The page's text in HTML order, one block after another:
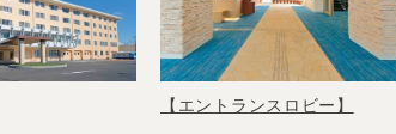
【エントランスロビー】